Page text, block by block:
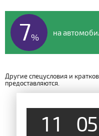
7% на
Другие спецусловия и
предоставляются.
1 1 05